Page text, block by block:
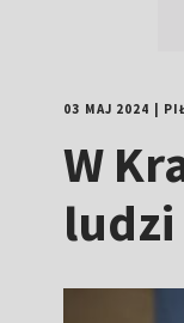
03 MAJ 2024
W